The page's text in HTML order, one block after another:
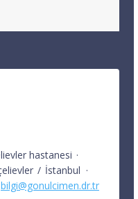
hastanesi ·
/ İstanbul ·
bilgi@gonulcimen.dr.tr